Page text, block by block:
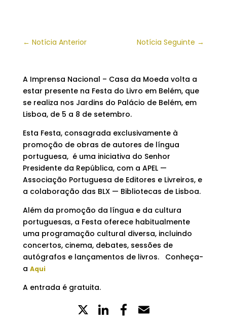
← Notícia Anterior Notícia Seguinte →
A Imprensa Nacional – Casa da Moeda volta a
estar presente na Festa do Livro em Belém, que
se realiza nos Jardins do Palácio de Belém, em
Lisboa, de 5 a 8 de setembro.
Esta Festa, consagrada exclusivamente à
promoção de obras de autores de língua
portuguesa, é uma iniciativa do Senhor
Presidente da República, com a APEL —
Associação Portuguesa de Editores e Livreiros, e
a colaboração das BLX — Bibliotecas de Lisboa.
Além da promoção da língua e da cultura
portuguesas, a Festa oferece habitualmente
uma programação cultural diversa, incluindo
concertos, cinema, debates, sessões de
autógrafos e lançamentos de livros. Conheça-
a Aqui
A entrada é gratuita.
X LinkedIn
Partilhe